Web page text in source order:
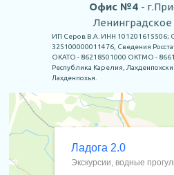
Офис №4 -
Ленинградское
ИП Серов В.А. ИНН 101201615506;
325100000011476, Сведения
ОКАТО - 86218501000 ОКТМО -
Республика Карелия,
Лахденпохья.